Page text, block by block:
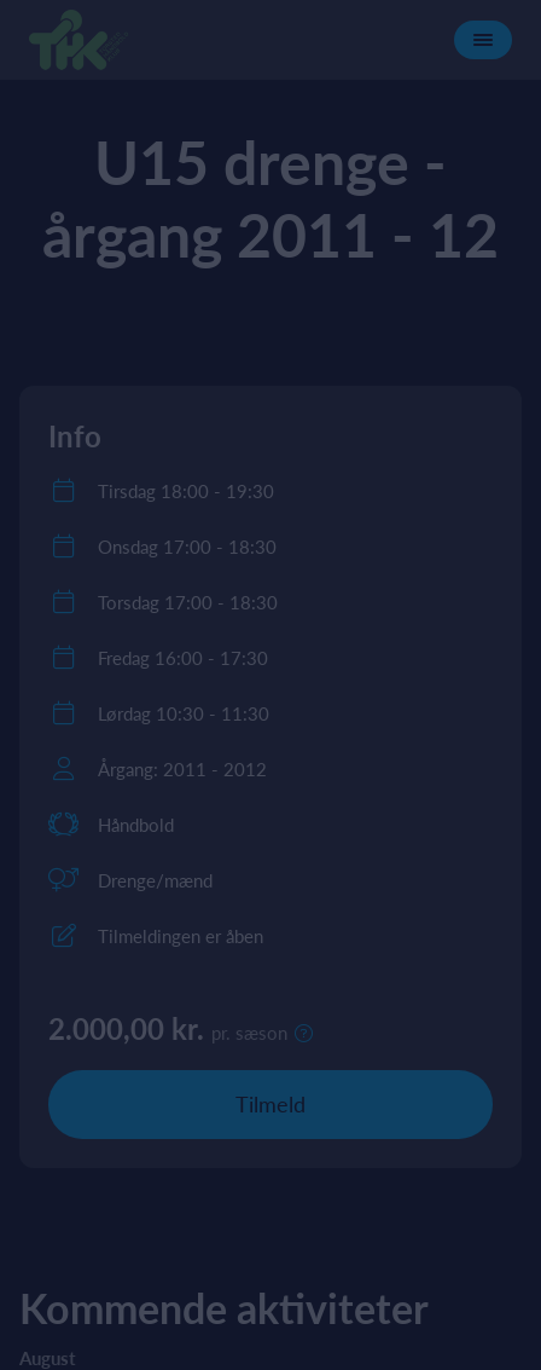
U15 drenge -
årgang 2011 - 12
Info
Tirsdag 18:00 - 19:30
Onsdag 17:00 - 18:30
Torsdag 17:00 - 18:30
Fredag 16:00 - 17:30
Lørdag 10:30 - 11:30
Årgang: 2011 - 2012
Håndbold
Drenge/mænd
Tilmeldingen er åben
2.000,00 kr. pr. sæson
Tilmeld
Kommende aktiviteter
August